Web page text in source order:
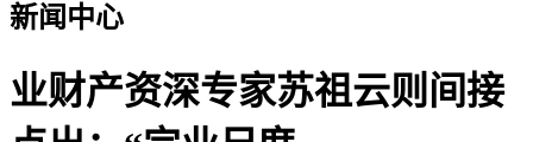
新闻中心
业财产资深专家苏祖云则间接